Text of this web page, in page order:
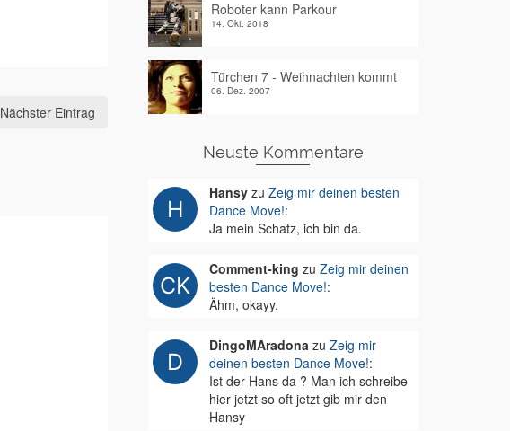
Nächster Eintrag
Roboter kann Parkour
14. Okt. 2018
Türchen 7 - Weihnachten kommt
06. Dez. 2007
Neuste Kommentare
Hansyzu Zeig mir deinen besten
Dance Move!:
Ja mein Schatz, ich bin da.
Comment-king zu Zeig mir deinen
besten Dance Move!:
Ähm, okayy.
DingoMAradonazu Zeig mir
deinen besten Dance Move!:
Ist der Hans da ? Man ich schreibe
hier jetzt so oft jetzt gib mir den
Hansy